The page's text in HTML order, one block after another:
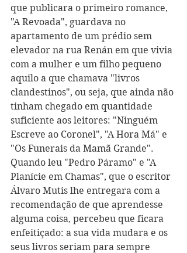
que publicara o primeiro romance,
"A Revoada", guardava no
apartamento de um prédio sem
elevador na rua Renán em que vivia
com a mulher e um filho pequeno
aquilo a que chamava "livros
clandestinos", ou seja, que ainda não
tinham chegado em quantidade
suficiente aos leitores: "Ninguém
Escreve ao Coronel", "A Hora Má" e
"Os Funerais da Mamã Grande".
Quando leu "Pedro Páramo" e "A
Planície em Chamas", que o escritor
Álvaro Mutis lhe entregara com a
recomendação de que aprendesse
alguma coisa, percebeu que ficara
enfeitiçado: a sua vida mudara e os
seus livros seriam para sempre